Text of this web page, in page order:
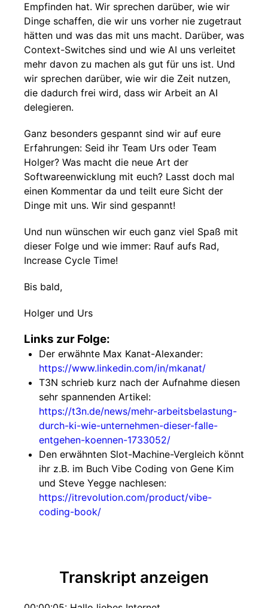
Empfinden hat. Wir sprechen darüber, wie wir
Dinge schaffen, die wir uns vorher nie zugetraut
hätten und was das mit uns macht. Darüber, was
Context-Switches sind und wie AI uns verleitet
mehr davon zu machen als gut für uns ist. Und
wir sprechen darüber, wie wir die Zeit nutzen,
die dadurch frei wird, dass wir Arbeit an AI
delegieren.
Ganz besonders gespannt sind wir auf eure
Erfahrungen: Seid ihr Team Urs oder Team
Holger? Was macht die neue Art der
Softwareenwicklung mit euch? Lasst doch mal
einen Kommentar da und teilt eure Sicht der
Dinge mit uns. Wir sind gespannt!
Und nun wünschen wir euch ganz viel Spaß mit
dieser Folge und wie immer: Rauf aufs Rad,
Increase Cycle Time!
Bis bald,
Holger und Urs
Links zur Folge:
Der erwähnte Max Kanat-Alexander:
https://www.linkedin.com/in/mkanat/
T3N schrieb kurz nach der Aufnahme diesen
sehr spannenden Artikel:
https://t3n.de/news/mehr-arbeitsbelastung-
durch-ki-wie-unternehmen-dieser-falle-
entgehen-koennen-1733052/
Den erwähnten Slot-Machine-Vergleich könnt
ihr z.B. im Buch Vibe Coding von Gene Kim
und Steve Yegge nachlesen:
https://itrevolution.com/product/vibe-
coding-book/
Transkript anzeigen